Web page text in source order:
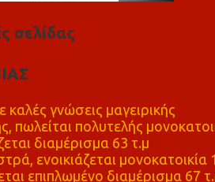
σελίδας
καλές γνώσεις μαγειρικής
πωλείται πολυτελής
διαμέρισμα 63 τ.μ
ενοικιάζεται μονοκατοικία
επιπλωμένο διαμέρισμα 67